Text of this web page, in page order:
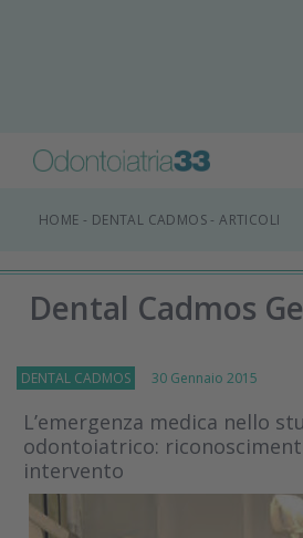
HOME - DENTAL CADMOS-ARTICOLI
Dental Cadmos
DENTAL CADMOS 30 Gennaio 2015
L’emergenza medica nello
odontoiatrico:
intervento